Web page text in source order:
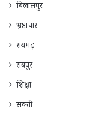
बिलासपुर
भ्रष्टाचार
रायगढ़
रायपुर
शिक्षा
सक्ती